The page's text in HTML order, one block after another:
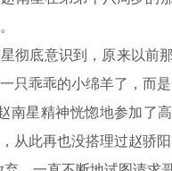
彻底意识到，原来以前
只乖乖的小绵羊了，而
南星精神恍惚地参加了
从此再也没搭理过赵骄阳